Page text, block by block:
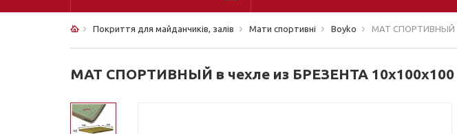
Покриття для майданчиків, залів Мати спортивні Boyko МАТ СПОРТИВНЫЙ в
МАТ СПОРТИВНЫЙ в чехле из БРЕЗЕНТА 10х100х100